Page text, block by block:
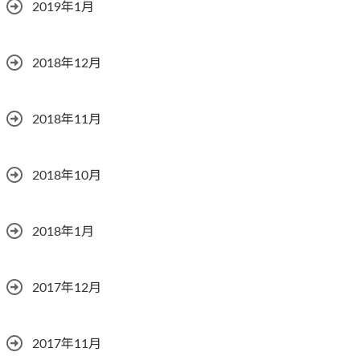
2019年1月
2018年12月
2018年11月
2018年10月
2018年1月
2017年12月
2017年11月